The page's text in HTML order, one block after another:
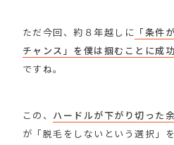
ただ今回、約８年越しに 「条件
チャンス」を僕は掴むことに成
ですね。
この、 ハードルが下がり切った
が「脱毛をしないという選択」